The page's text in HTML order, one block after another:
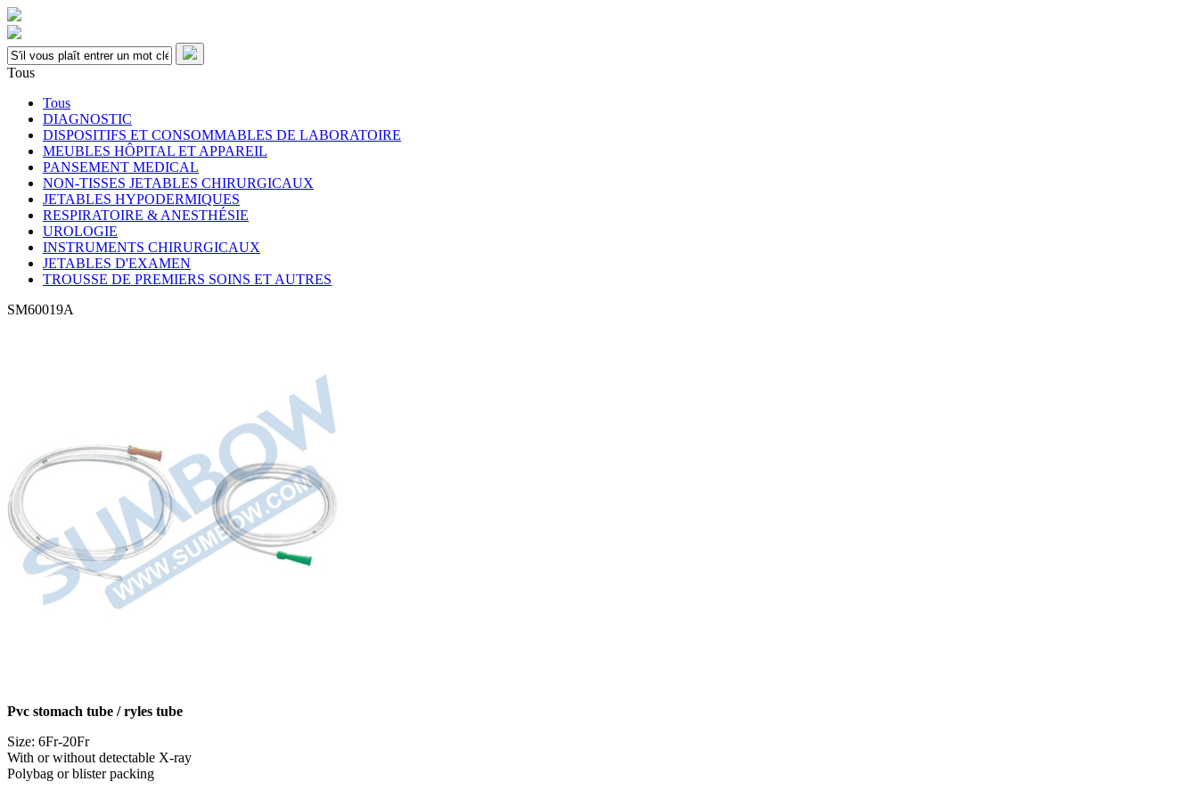
Tous
Tous
DIAGNOSTIC
DISPOSITIFS ET CONSOMMABLES DE LABORATOIRE
MEUBLES HÔPITAL ET APPAREIL
PANSEMENT MEDICAL
NON-TISSES JETABLES CHIRURGICAUX
JETABLES HYPODERMIQUES
RESPIRATOIRE & ANESTHÉSIE
UROLOGIE
INSTRUMENTS CHIRURGICAUX
JETABLES D'EXAMEN
TROUSSE DE PREMIERS SOINS ET AUTRES
SM60019A
Pvc stomach tube / ryles tube
Size: 6Fr-20Fr
With or without detectable X-ray
Polybag or blister packing